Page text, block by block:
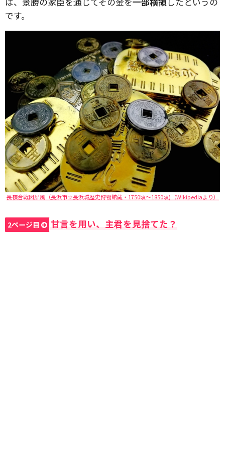
です。
長篠合戦図屏風（長浜市立長浜城歴史博物館蔵・1750頃～1850頃)（Wikipediaより）
2ページ目 甘言を用い、主君を見捨てた？